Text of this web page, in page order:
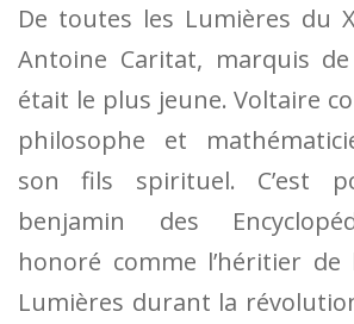
De toutes les Lumières du
Antoine Caritat, marquis
était le plus jeune. Voltaire
philosophe et
son fils spirituel. C’est
benjamin des
honoré comme l’héritier de
Lumières durant la